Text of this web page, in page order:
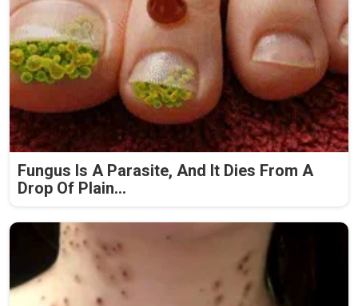
Fungus Is A Parasite, And It Dies From A
Drop Of Plain...